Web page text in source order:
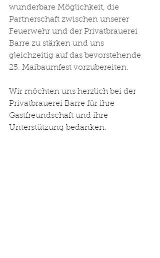
wunderbare Möglichkeit, die
Partnerschaft zwischen unserer
Feuerwehr und der Privatbrauerei
Barre zu stärken und uns
gleichzeitig auf das bevorstehende
25. Maibaumfest vorzubereiten.
Wir möchten uns herzlich bei der
Privatbrauerei Barre für ihre
Gastfreundschaft und ihre
Unterstützung bedanken.